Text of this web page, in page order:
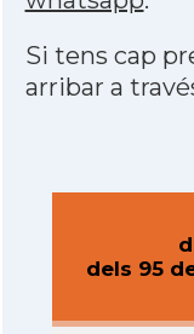
Si tens cap
arribar a
dels 95